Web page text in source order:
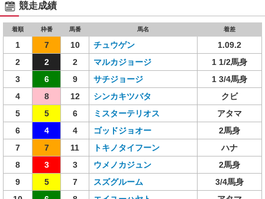
競走成績
着順 枠番 馬番 馬名 着差
1 7 10 チュウゲン
1.09.2
2
2 2 マルカジョージ
1 1/2馬身
3
6 9 サチジョージ
1 3/4馬身
4
8 12 シンカキツバタ
クビ
5
5 6 ミスターテリオス
アタマ
6
4 4 ゴッドジョオー
2馬身
7
7 11 トキノタイフーン
ハナ
8
3 3 ウメノカジュン
2馬身
9
5 7 スズグルーム
3/4馬身